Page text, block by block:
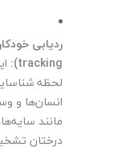
tracking):
لحظه
انسان‌ها و
مانند
درختان